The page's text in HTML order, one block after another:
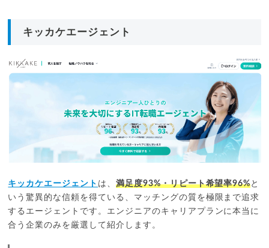
キッカケエージェント
キッカケエージェント は、 満足度93%・リピート希望率96%と
いう驚異的な信頼を得ている、マッチングの質を極限まで追求
するエージェントです。エンジニアのキャリアプランに本当に
合う企業のみを厳選して紹介します。